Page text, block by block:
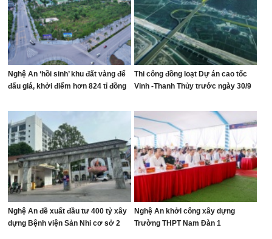
Nghệ An ‘hồi sinh’ khu đất vàng để
đấu giá, khởi điểm hơn 824 tỉ đồng
Thi công đồng loạt Dự án cao tốc
Vinh -Thanh Thủy trước ngày 30/9
Nghệ An đề xuất đầu tư 400 tỷ xây
dựng Bệnh viện Sản Nhi cơ sở 2
Nghệ An khởi công xây dựng
Trường THPT Nam Đàn 1